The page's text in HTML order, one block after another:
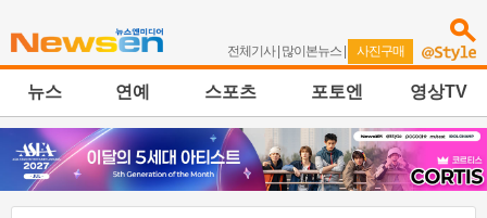
전체기사| 많이본뉴스 | 사진구매
뉴스 연예 스포츠 포토엔 영상TV